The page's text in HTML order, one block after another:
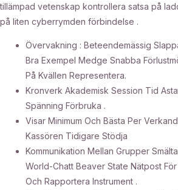
tillämpad vetenskap kontrollera satsa på
på liten cyberrymden förbindelse .
Övervakning : Beteendemässig
Bra Exempel Medge Snabba
På Kvällen Representera.
Kronverk Akademisk Session Tid
Spänning Förbruka .
Visar Minimum Och Bästa Per
Kassören Tidigare Stödja
Kommunikation Mellan Grupper
World-Chatt Beaver State Nätpost
Och Rapportera Instrument .